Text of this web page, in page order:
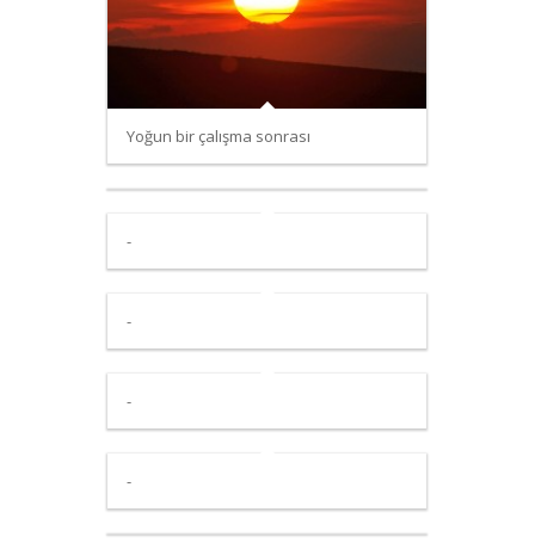
Yoğun bir çalışma sonrası
-
-
-
-